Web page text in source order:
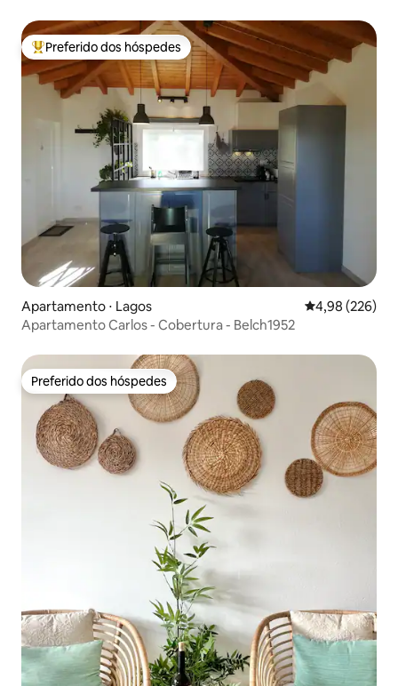
Entre os melhores preferidos dos hóspedes
Preferido dos hóspedes
Apartamento ⋅ Lagos 4,98 de uma
4,98 (226)
Apartamento Carlos - Cobertura - Belch1952
Preferido dos hóspedes
Preferido dos hóspedes